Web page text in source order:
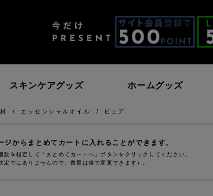
スキンケアグッズ ホームグッズ
オイル レモン
Ｕ 瀬戸内レモン
エッセンシャルオイル ピュア
ジからまとめてカートに入れることができます。
数を指定して「まとめてカートへ」ボタンをクリックしてください。
定ではありませんので、数量は後で変更できます）。